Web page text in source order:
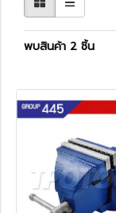
พบสินค้า 2 ชิ้น